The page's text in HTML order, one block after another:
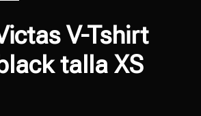
V-Tshirt
talla XS